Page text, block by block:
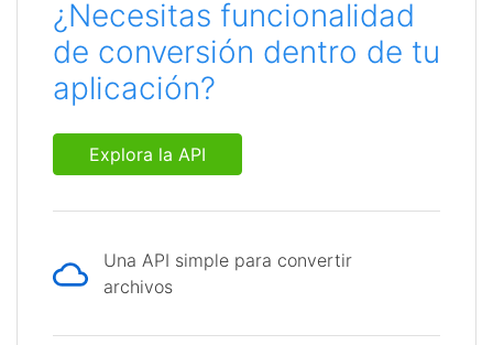
¿Necesitas funcionalidad
de conversión dentro de tu
aplicación?
Explora la API
Una API simple para convertir
archivos